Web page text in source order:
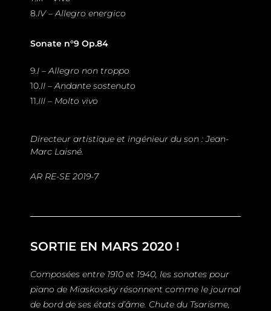
8.IV – Allegro energico
Sonate n°9 Op.84
9.I – Allegro non troppo
10.II – Andante sostenuto
11.III – Molto vivo
Directeur artistique et ingénieur du son : Jean-
Marc Laisné.
AR RE-SE 2019-7
SORTIE EN MARS 2020 !
Composées entre 1910 et 1940, les sonates pour
piano de Miaskovsky résonnent comme le journal
de bord de ses états d’âme. Chute du Tsarisme,